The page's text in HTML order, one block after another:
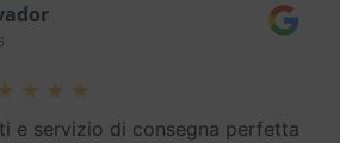
e servizio di consegna perfetta